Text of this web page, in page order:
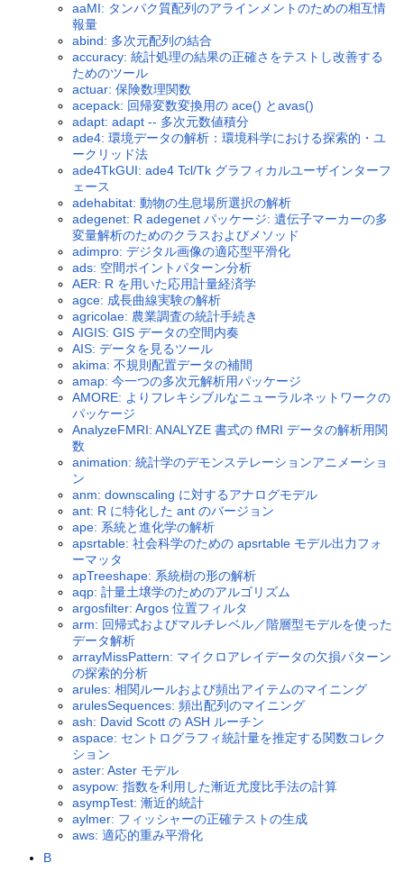
aaMI: タンパク質配列のアラインメントのための相互情
報量
abind: 多次元配列の結合
accuracy: 統計処理の結果の正確さをテストし改善する
ためのツール
actuar: 保険数理関数
acepack: 回帰変数変換用の ace() とavas()
adapt: adapt -- 多次元数値積分
ade4: 環境データの解析：環境科学における探索的・ユ
ークリッド法
ade4TkGUI: ade4 Tcl/Tk グラフィカルユーザインターフ
ェース
adehabitat: 動物の生息場所選択の解析
adegenet: R adegenet パッケージ: 遺伝子マーカーの多
変量解析のためのクラスおよびメソッド
adimpro: デジタル画像の適応型平滑化
ads: 空間ポイントパターン分析
AER: R を用いた応用計量経済学
agce: 成長曲線実験の解析
agricolae: 農業調査の統計手続き
AIGIS: GIS データの空間内奏
AIS: データを見るツール
akima: 不規則配置データの補間
amap: 今一つの多次元解析用パッケージ
AMORE: よりフレキシブルなニューラルネットワークの
パッケージ
AnalyzeFMRI: ANALYZE 書式の fMRI データの解析用関
数
animation: 統計学のデモンステレーションアニメーショ
ン
anm: downscaling に対するアナログモデル
ant: R に特化した ant のバージョン
ape: 系統と進化学の解析
apsrtable: 社会科学のための apsrtable モデル出力フォ
ーマッタ
apTreeshape: 系統樹の形の解析
aqp: 計量土壌学のためのアルゴリズム
argosfilter: Argos 位置フィルタ
arm: 回帰式およびマルチレベル／階層型モデルを使った
データ解析
arrayMissPattern: マイクロアレイデータの欠損パターン
の探索的分析
arules: 相関ルールおよび頻出アイテムのマイニング
arulesSequences: 頻出配列のマイニング
ash: David Scott の ASH ルーチン
aspace: セントログラフィ統計量を推定する関数コレク
ション
aster: Aster モデル
asypow: 指数を利用した漸近尤度比手法の計算
asympTest: 漸近的統計
aylmer: フィッシャーの正確テストの生成
aws: 適応的重み平滑化
B